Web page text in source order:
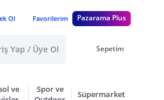
Ol Favorilerim Pazarama Plus
Yap / Üye Ol Sepetim
ve
Spor ve
Süpermarket